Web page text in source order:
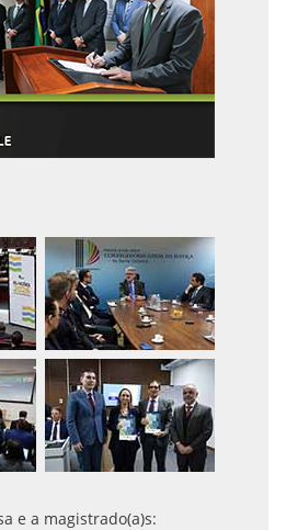
e a magistrado(a)s: